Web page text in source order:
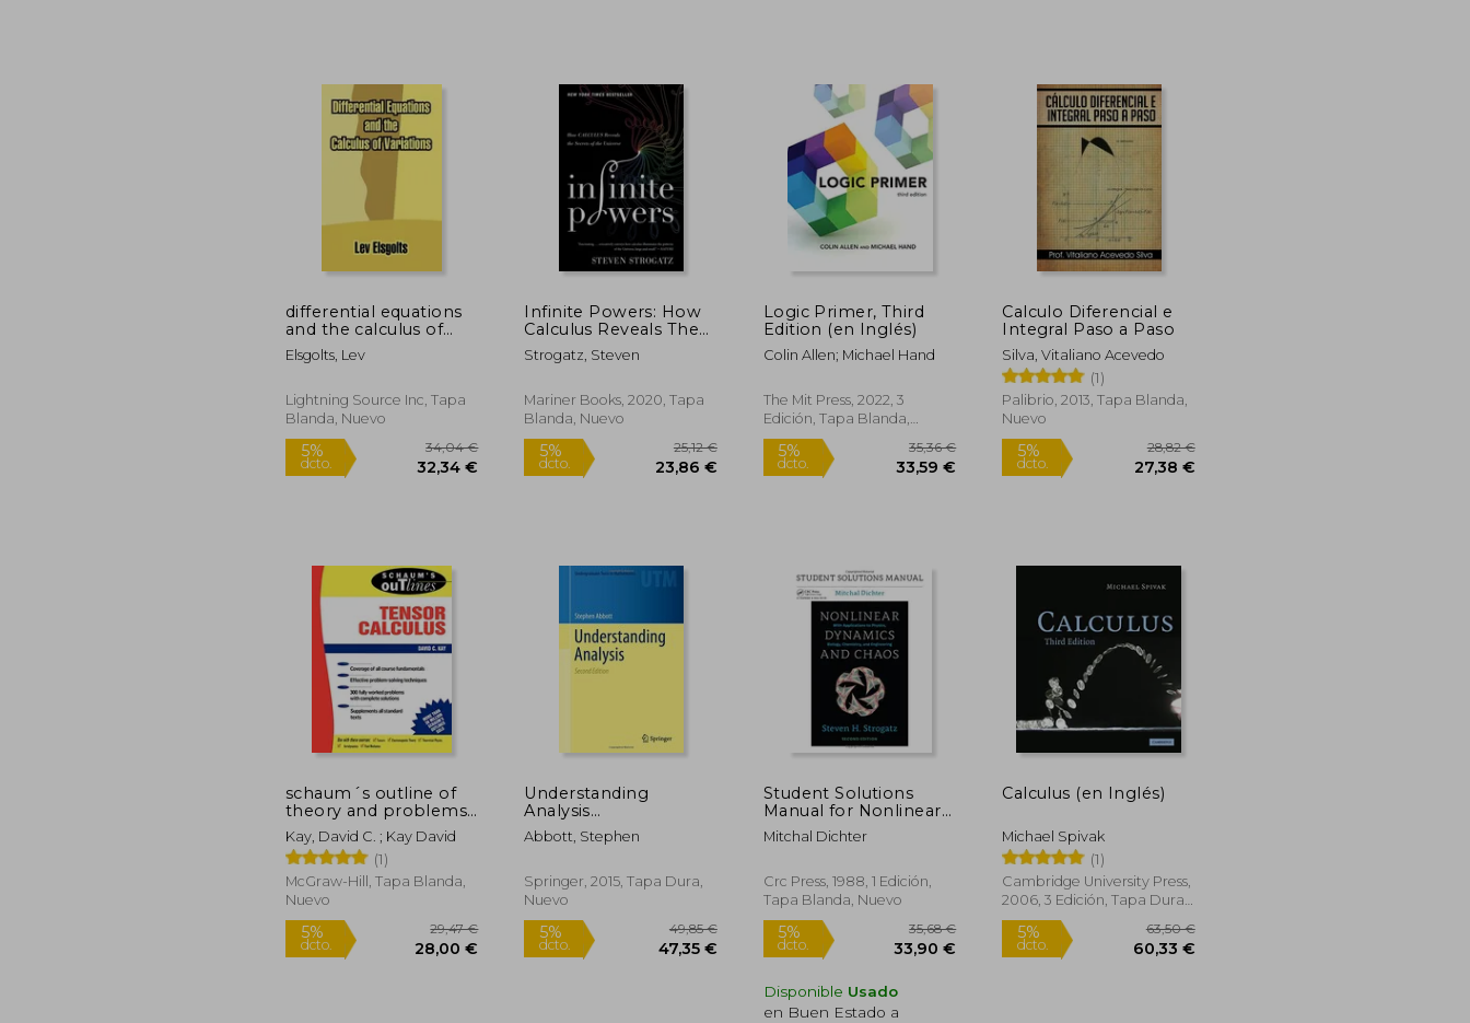
dcto. 27,30 € 16,62 € dcto. 17,80 € dcto.
differential equations
and the calculus of
variations
Elsgolts, Lev
Lightning Source Inc, Tapa
Blanda, Nuevo
5%
dcto.
34,04 €
32,34 €
Infinite Powers: How
Calculus Reveals The
Secrets Of The
Universe (en Inglés)
Strogatz, Steven
Mariner Books, 2020, Tapa
Blanda, Nuevo
5%
dcto.
25,12 €
23,86 €
Logic Primer, Third
Edition (en Inglés)
Colin Allen; Michael Hand
The Mit Press, 2022, 3
Edición, Tapa Blanda,
Nuevo
5%
dcto. 33,59 €
Calculo Diferencial e
Integral Paso a Paso
Silva, Vitaliano Acevedo
(1)
Palibrio, 2013, Tapa Blanda,
Nuevo
schaum´s outline of
theory and problems
of tensor calculus (en
Inglés)
Kay, David C. ; Kay David
(1)
McGraw-Hill, Tapa Blanda,
Nuevo
Understanding
Analysis
(Undergraduate Texts
in Mathematics) (en
Abbott, Stephen
Springer, 2015, Tapa Dura,
Nuevo
Student Solutions
Manual for Nonlinear
Dynamics and Chaos,
2nd Edition (en Inglés)
Mitchal Dichter
Crc Press, 1988, 1 Edición,
Tapa Blanda, Nuevo
Disponible Usado
en Buen Estado a
Calculus (en Inglés)
Michael Spivak
(1)
Cambridge University Press,
2006, 3 Edición, Tapa Dura,
Nuevo